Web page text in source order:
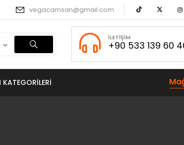
vegacamsan@gmail.com
İLETIŞIM
+90 533 139 60
KATEGORILERI